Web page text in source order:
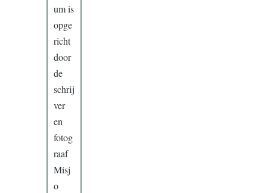
um is
opge
richt
door
de
schrij
ver
en
fotog
raaf
Misj
o